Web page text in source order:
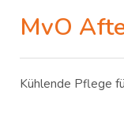
MvO
Kühlende Pflege